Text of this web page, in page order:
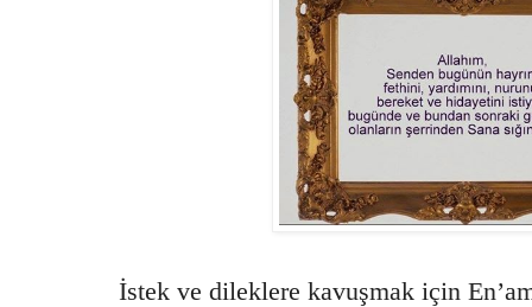
İstek ve dileklere kavuşmak için